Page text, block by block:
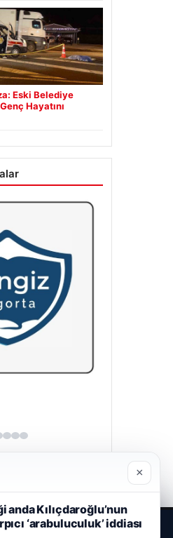
Eski Belediye
Hayatını
×
anda Kılıçdaroğlu’nun
‘arabuluculuk’ iddiası